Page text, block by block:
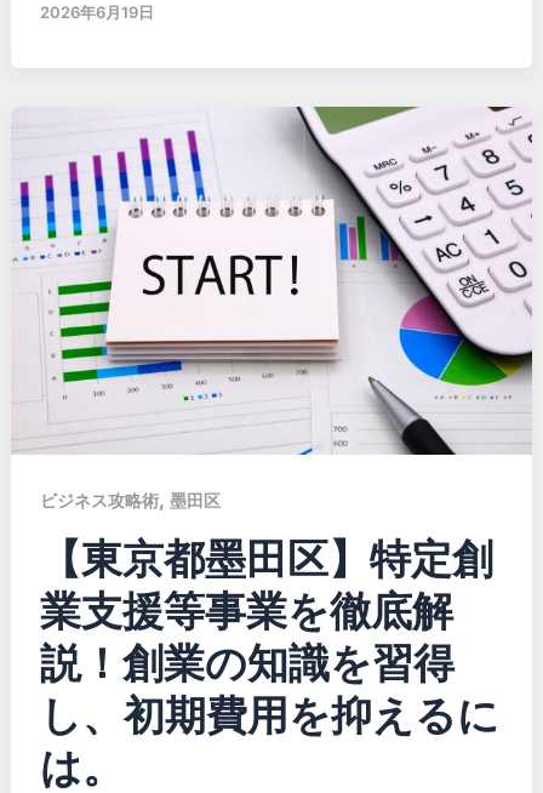
2026年6月19日
ビジネス攻略術, 墨田区
【東京都墨田区】特定創
業支援等事業を徹底解
説！創業の知識を習得
し、初期費用を抑えるに
は。